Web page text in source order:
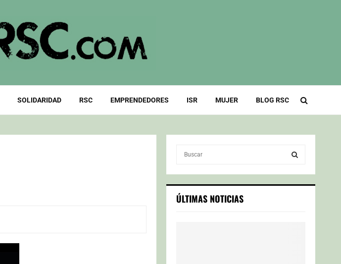
SOLIDARIDAD RSC EMPRENDEDORES ISR MUJER BLOG RSC
c
h
S
ÚLTIMAS NOTICIAS